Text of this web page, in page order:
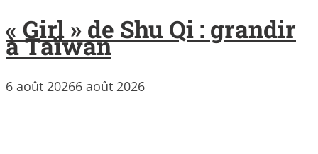
« Girl » de Shu Qi : grandir
à Taïwan
6 août 20266 août 2026